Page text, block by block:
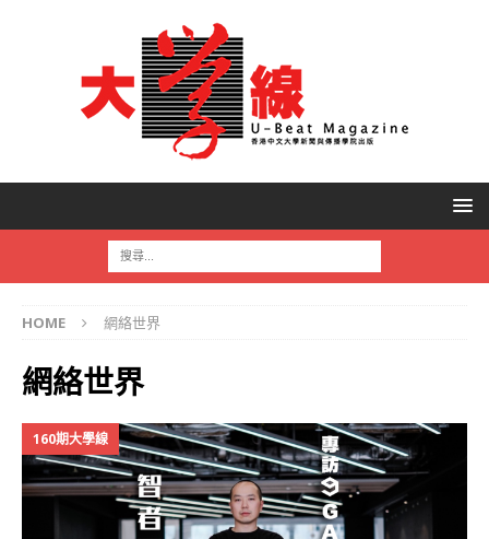
HOME 網絡世界
網絡世界
160期大學線